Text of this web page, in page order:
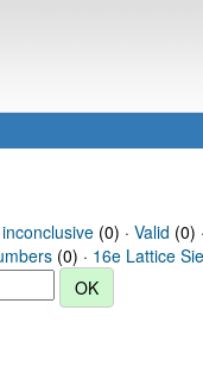
(0) · Valid (0) ·
(0) · 16e Lattice